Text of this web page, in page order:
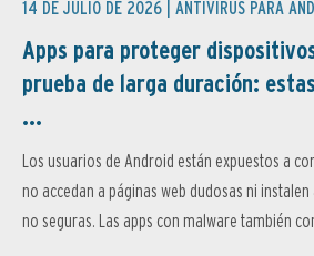
14 DE JULIO DE 2026 | ANTIVIRUS PARA
Apps para proteger
prueba de larga duración:
...
Los usuarios de Android están expuestos a
no accedan a páginas web dudosas ni
no seguras. Las apps con malware también